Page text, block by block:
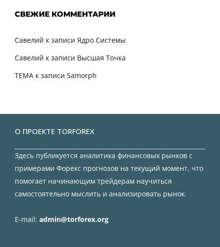
СВЕЖИЕ КОММЕНТАРИИ
Савелий к записи Ядро Системы
Савелий к записи Высшая Точка
TEMA к записи Samorph
О ПРОЕКТЕ TORFOREX
Здесь публикуется аналитика финансовых рынков с
примерами Форекс прогнозов на текущий момент, что
помогает начинающим трейдерам научиться
самостоятельно мыслить и анализировать рынок.
E-mail: admin@torforex.org